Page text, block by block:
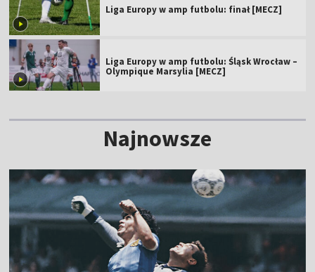
Liga Europy w amp futbolu: finał [MECZ]
Liga Europy w amp futbolu: Śląsk Wrocław –
Olympique Marsylia [MECZ]
Najnowsze